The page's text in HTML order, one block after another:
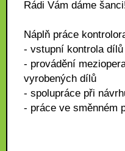
Rádi Vám dáme
Náplň práce
- vstupní kontrola dílů
- provádění
vyrobených dílů
- spolupráce při
- práce ve směnném